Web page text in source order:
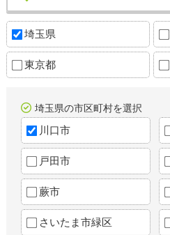
埼玉県
東京都
埼玉県の市区町村を選択
川口市
戸田市
蕨市
さいたま市緑区